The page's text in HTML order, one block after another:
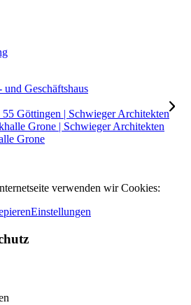
Geschäftshaus
Grone
verwenden wir Cookies:
Einstellungen